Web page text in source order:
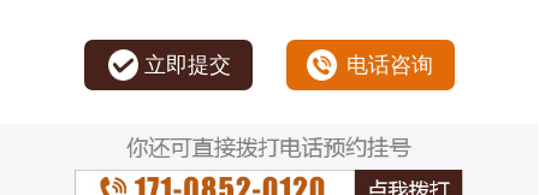
立即提交 电话咨询